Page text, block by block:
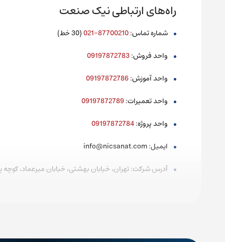
راه‌های ارتباطی نیک صنعت
شماره تماس:
87700210-021
(30 خط)
واحد فروش:
09197872783
واحد آموزش:
09197872786
واحد تعمیرات:
09197872789
واحد پروژه:
09197872784
ایمیل: info@nicsanat.com
آدرس شرکت: تهران، خیابان بهشتی، خیابان میرعماد، کوچه